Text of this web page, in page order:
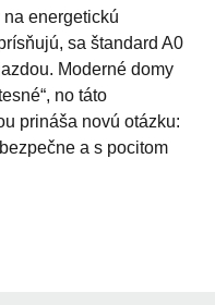
energetickú
sa štandard A0
Moderné domy
no táto
prináša novú otázku:
a s pocitom